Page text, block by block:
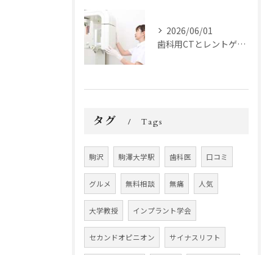
2026/06/01
歯科用CTとレントゲンの違いとは？
タグ Tags
駒沢 駒澤大学駅 歯科医 口コミ
グルメ 無料相談 無痛 人気
大学教授 インプラント学会
セカンドオピニオン サイナスリフト